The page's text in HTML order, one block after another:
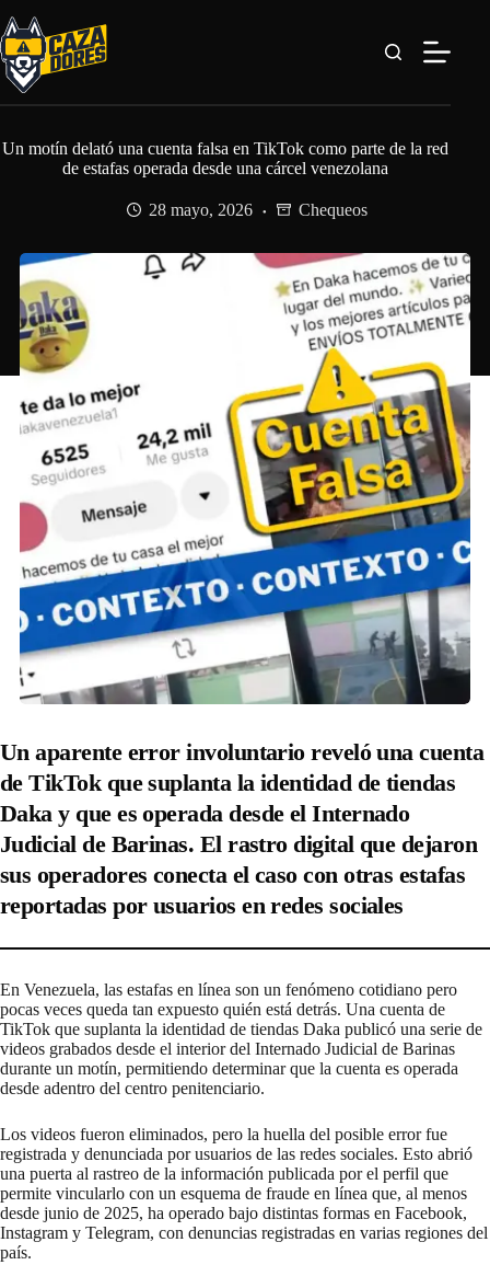
al
contenido
Un motín delató una cuenta falsa en TikTok como parte de la red
de estafas operada desde una cárcel venezolana
28 mayo, 2026 Chequeos
Un aparente error involuntario reveló una cuenta
de TikTok que suplanta la identidad de tiendas
Daka y que es operada desde el Internado
Judicial de Barinas. El rastro digital que dejaron
sus operadores conecta el caso con otras estafas
reportadas por usuarios en redes sociales
En Venezuela, las estafas en línea son un fenómeno cotidiano pero
pocas veces queda tan expuesto quién está detrás. Una cuenta de
TikTok que suplanta la identidad de tiendas Daka publicó una serie de
videos grabados desde el interior del Internado Judicial de Barinas
durante un motín, permitiendo determinar que la cuenta es operada
desde adentro del centro penitenciario.
Los videos fueron eliminados, pero la huella del posible error fue
registrada y denunciada por usuarios de las redes sociales. Esto abrió
una puerta al rastreo de la información publicada por el perfil que
permite vincularlo con un esquema de fraude en línea que, al menos
desde junio de 2025, ha operado bajo distintas formas en Facebook,
Instagram y Telegram, con denuncias registradas en varias regiones del
país.